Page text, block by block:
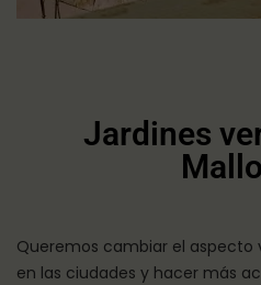
Jardines
Queremos cambiar el aspecto
en las ciudades y hacer más